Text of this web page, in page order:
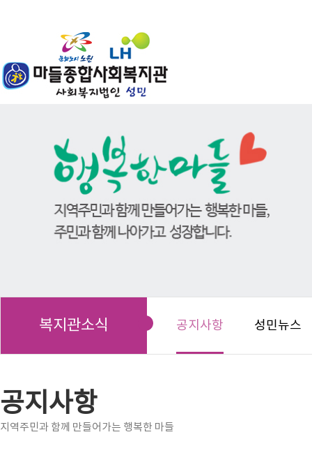
복지관소식 공지사항 성민뉴스
공지사항
지역주민과 함께 만들어가는 행복한 마들